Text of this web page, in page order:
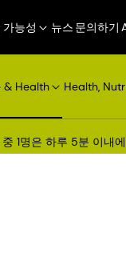
가능성 뉴스 문의하기
& Health Health,
1명은 하루 5분 이내